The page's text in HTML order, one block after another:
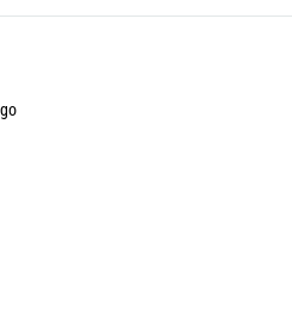
14 днів з моменту покупки.